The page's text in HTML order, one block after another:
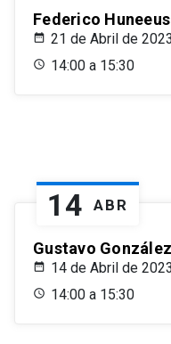
Federico
21 de Abril de 2023
14:00 a 15:30
14 ABR
Gustavo
14 de Abril de 2023
14:00 a 15:30